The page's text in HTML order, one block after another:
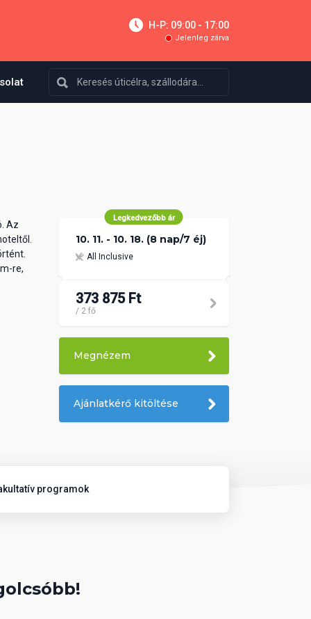
H-P: 09:00 - 17:00
Jelenleg zárva
Az
re,
Legkedvezőbb ár
10. 11. - 10. 18. (8 nap/7 éj)
All Inclusive
373 875 Ft
/ 2 fő
Megnézem
Ajánlatkérő kitöltése
programok